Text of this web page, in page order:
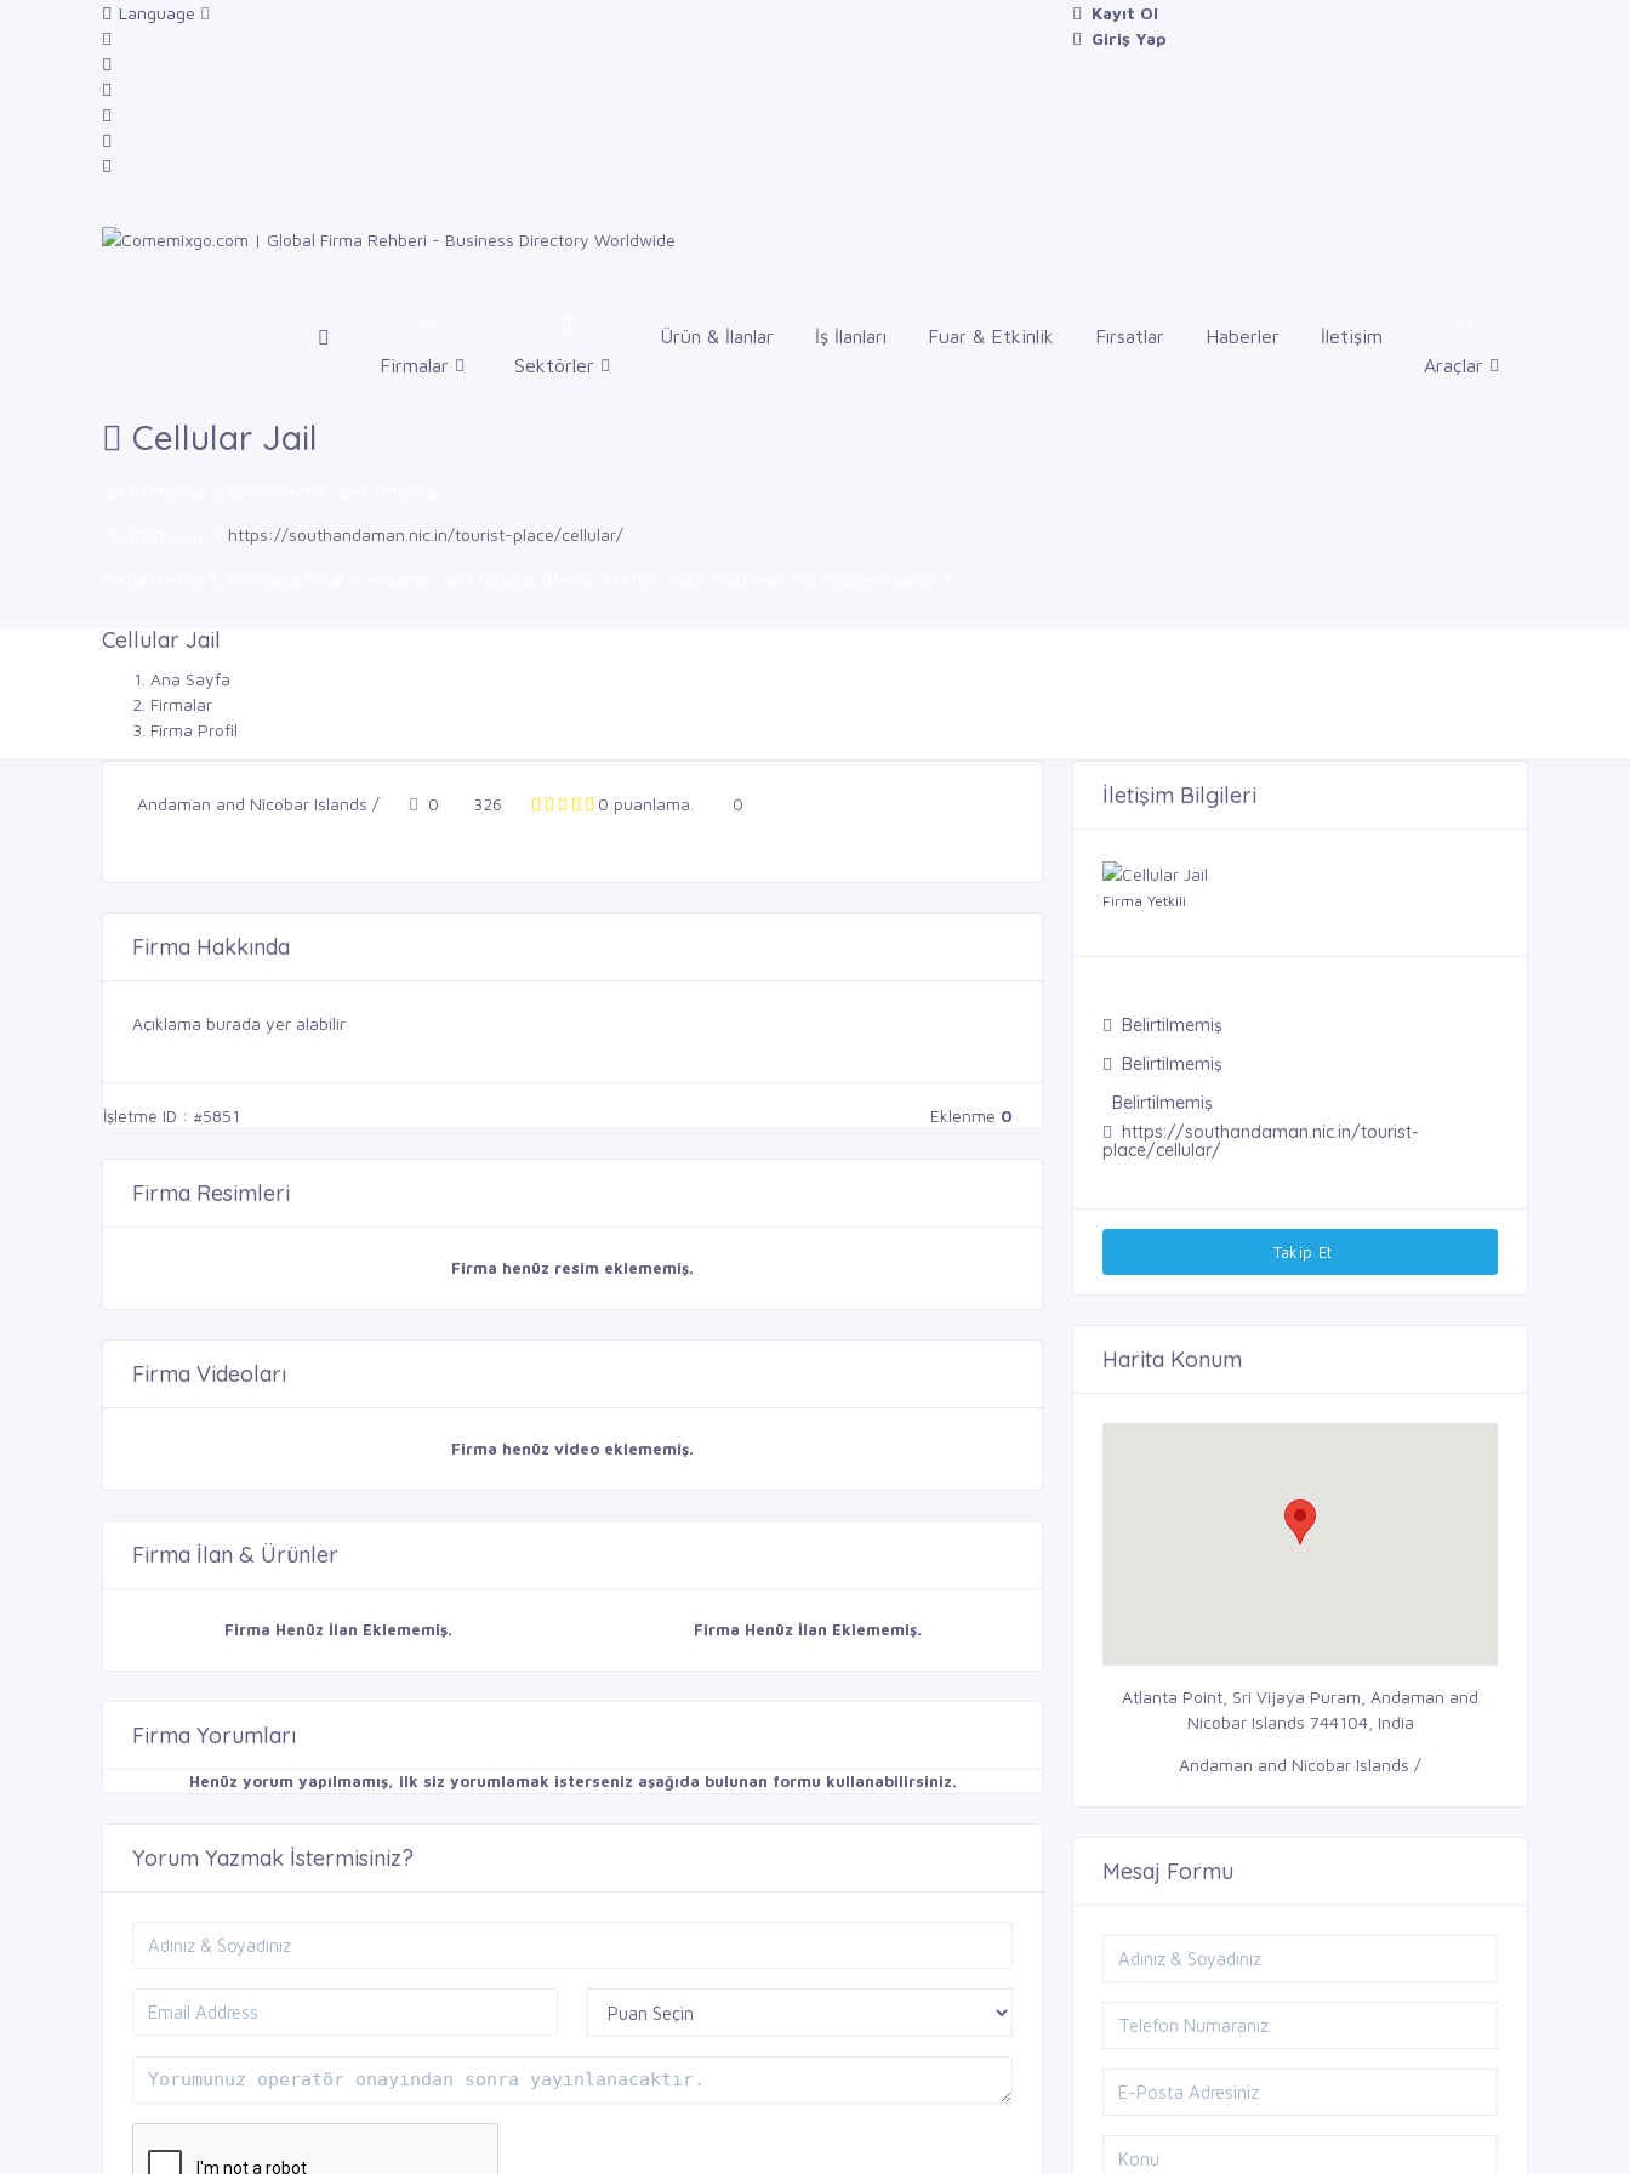
Language
Kayıt Ol
Giriş Yap
Firmalar Sektörler
Ürün & İlanlar İş İlanları Fuar & Etkinlik Fırsatlar Haberler
İletişim
Araçlar
Cellular Jail
https://southandaman.nic.in/tourist-place/cellular/
Cellular Jail
Ana Sayfa
Firmalar
Firma Profil
Andaman and Nicobar Islands / 0 326 0 puanlama. 0
Firma Hakkında
Açıklama burada yer alabilir
İşletme ID : #5851 Eklenme 0
Firma Resimleri
Firma henüz resim eklememiş.
Firma Videoları
Firma henüz video eklememiş.
Firma İlan & Ürünler
Firma Henüz İlan Eklememiş. Firma Henüz İlan Eklememiş.
Firma Yorumları
Henüz yorum yapılmamış, ilk siz yorumlamak isterseniz aşağıda bulunan formu kullanabilirsiniz.
Yorum Yazmak İstermisiniz?
İletişim Bilgileri
Firma Yetkili
Belirtilmemiş
Belirtilmemiş
Belirtilmemiş
https://southandaman.nic.in/tourist-
place/cellular/
Takip Et
Harita Konum
Atlanta Point, Sri Vijaya Puram, Andaman and
Nicobar Islands 744104, India
Andaman and Nicobar Islands /
Mesaj Formu